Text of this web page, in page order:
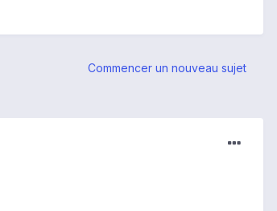
Commencer un nouveau sujet